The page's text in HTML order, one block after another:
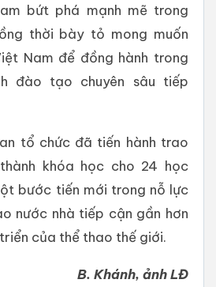
bứt phá mạnh mẽ trong
thời bày tỏ mong muốn
Nam để đồng hành trong
đào tạo chuyên sâu tiếp
tổ chức đã tiến hành trao
khóa học cho 24 học
bước tiến mới trong nỗ lực
nước nhà tiếp cận gần hơn
của thể thao thế giới.
B. Khánh, ảnh LĐ